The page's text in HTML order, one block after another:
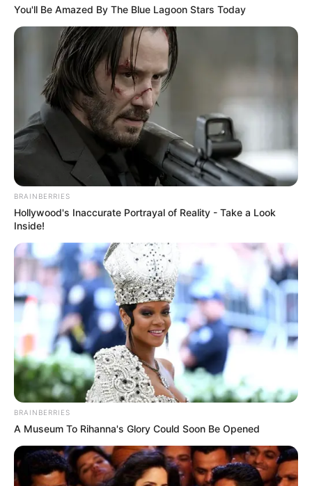
You'll Be Amazed By The Blue Lagoon Stars Today
BRAINBERRIES
Hollywood's Inaccurate Portrayal of Reality - Take a Look
Inside!
BRAINBERRIES
A Museum To Rihanna's Glory Could Soon Be Opened